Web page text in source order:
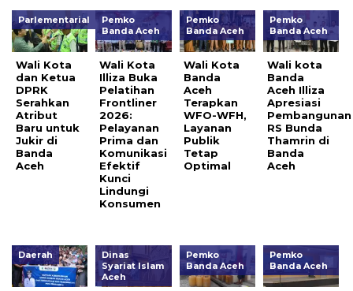
Parlementarial
Wali Kota
dan Ketua
DPRK
Serahkan
Atribut
Baru untuk
Jukir di
Banda
Aceh
Pemko
Banda Aceh
Wali Kota
Illiza Buka
Pelatihan
Frontliner
2026:
Pelayanan
Prima dan
Komunikasi
Efektif
Kunci
Lindungi
Konsumen
Pemko
Banda Aceh
Wali Kota
Banda
Aceh
Terapkan
WFO-WFH,
Layanan
Publik
Tetap
Optimal
Pemko
Banda Aceh
Wali kota
Banda
Aceh Illiza
Apresiasi
Pembangunan
RS Bunda
Thamrin di
Banda
Aceh
Daerah
Dinas
Syariat Islam
Aceh
Pemko
Banda Aceh
Pemko
Banda Aceh